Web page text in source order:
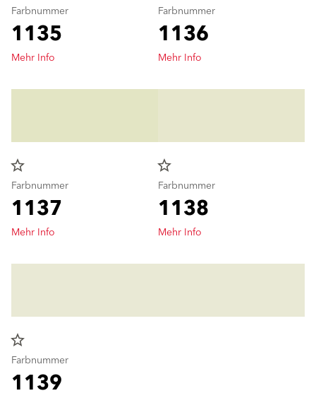
Farbnummer
1135
Mehr Info
Farbnummer
1136
Mehr Info
star_border
Farbnummer
1137
Mehr Info
star_border
Farbnummer
1138
Mehr Info
star_border
Farbnummer
1139